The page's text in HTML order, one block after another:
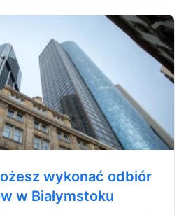
wykonać odbiór
w Białymstoku